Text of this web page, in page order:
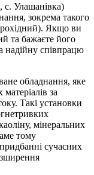
Улашанівка)
зокрема такого
Якщо ви
та бажаєте його
надійну співпрацю
обладнання, яке
за
Такі установки
мінеральних
тому
сучасних